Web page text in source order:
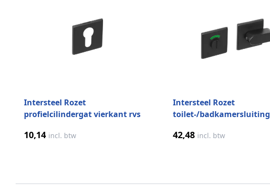
Intersteel Rozet
profielcilindergat vierkant rvs
10,14 incl. btw
Intersteel Rozet
toilet-/badkamersluiting
zwart
42,48 incl. btw